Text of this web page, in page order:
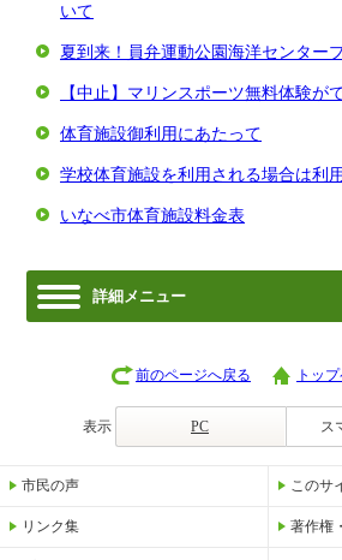
いて
夏到来！員弁運動公園海洋センター
【中止】マリンスポーツ無料体験が
体育施設御利用にあたって
学校体育施設を利用される場合は利
いなべ市体育施設料金表
詳細メニュー
前のページへ戻る トッ
表示 PC ス
市民の声 このサ
リンク集 著作権